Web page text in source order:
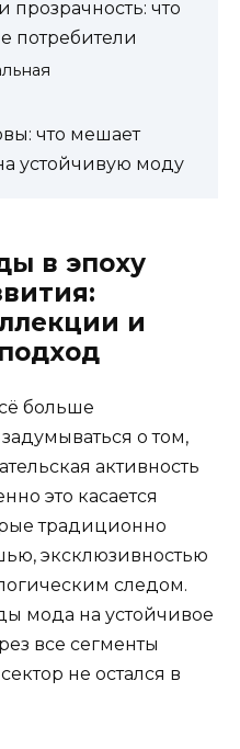
прозрачность: что
потребители
что мешает
устойчивую моду
в эпоху
и
больше
о том,
активность
это касается
традиционно
эксклюзивностью
следом.
мода на устойчивое
все сегменты
не остался в